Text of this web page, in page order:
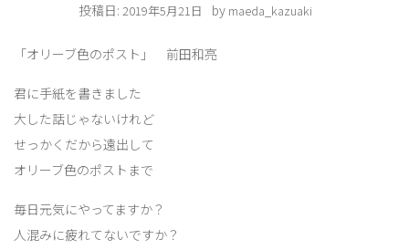
投稿日: 2019年5月21日 by maeda_kazuaki
「オリーブ色のポスト」 前田和亮
君に手紙を書きました
大した話じゃないけれど
せっかくだから遠出して
オリーブ色のポストまで
毎日元気にやってますか？
人混みに疲れてないですか？